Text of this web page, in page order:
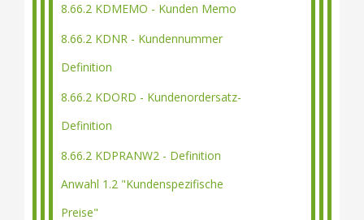
8.66.2 KDMEMO - Kunden Memo
8.66.2 KDNR - Kundennummer
Definition
8.66.2 KDORD - Kundenordersatz-
Definition
8.66.2 KDPRANW2 - Definition
Anwahl 1.2 "Kundenspezifische
Preise"